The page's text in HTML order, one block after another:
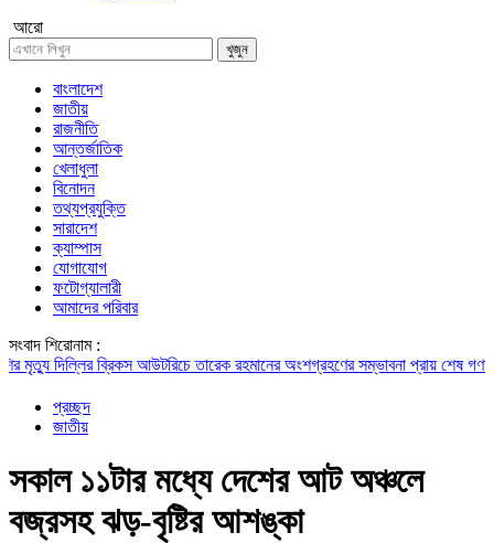
আরো
খুজুন
বাংলাদেশ
জাতীয়
রাজনীতি
আন্তর্জাতিক
খেলাধুলা
বিনোদন
তথ্যপ্রযুক্তি
সারাদেশ
ক্যাম্পাস
যোগাযোগ
ফটোগ্যালারী
আমাদের পরিবার
সংবাদ শিরোনাম :
দিল্লির ব্রিকস আউটরিচে তারেক রহমানের অংশগ্রহণের সম্ভাবনা প্রায় শেষ
প্রচ্ছদ
জাতীয়
সকাল ১১টার মধ্যে দেশের আট অঞ্চলে
বজ্রসহ ঝড়-বৃষ্টির আশঙ্কা